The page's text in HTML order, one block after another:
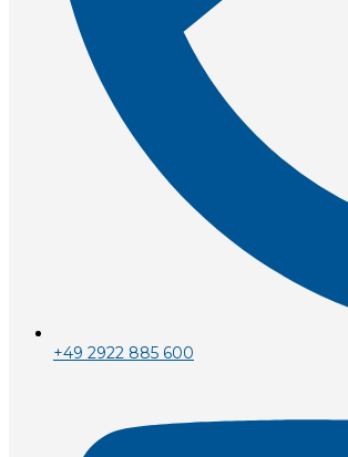
+49 2922 885 600